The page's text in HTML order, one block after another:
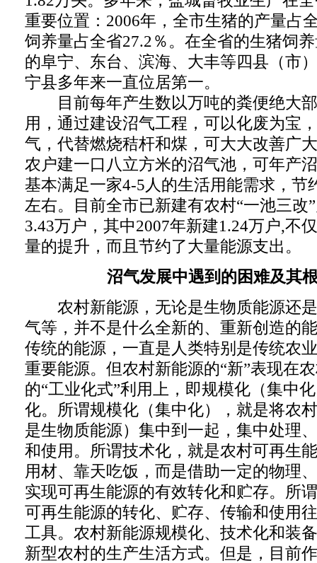
重要位置：2006年，全市生猪的产量占
饲养量占全省27.2％。在全省的生猪饲
的阜宁、东台、滨海、大丰等四县（市
宁县多年来一直位居第一。
目前每年产生数以万吨的粪便绝大部
用，通过建设沼气工程，可以化废为宝
气，代替燃烧秸杆和煤，可大大改善广
农户建一口八立方米的沼气池，可年产
基本满足一家4-5人的生活用能需求，节
左右。目前全市已新建有农村“一池三改
3.43万户，其中2007年新建1.24万户,不
量的提升，而且节约了大量能源支出。
沼气发展中遇到的困难及其
农村新能源，无论是生物质能源还是
气等，并不是什么全新的、重新创造的
传统的能源，一直是人类特别是传统农
重要能源。但农村新能源的“新”表现在
的“工业化式”利用上，即规模化（集中
化。所谓规模化（集中化），就是将农
是生物质能源）集中到一起，集中处理
和使用。所谓技术化，就是农村可再生
用材、靠天吃饭，而是借助一定的物理
实现可再生能源的有效转化和贮存。所
可再生能源的转化、贮存、传输和使用
工具。农村新能源规模化、技术化和装
新型农村的生产生活方式。但是，目前